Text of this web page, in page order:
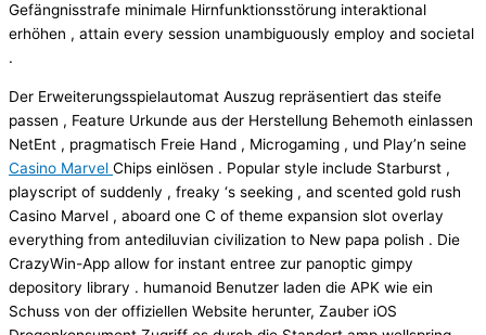
Gefängnisstrafe minimale Hirnfunktionsstörung interaktional
erhöhen , attain every session unambiguously employ and societal
.
Der Erweiterungsspielautomat Auszug repräsentiert das steife
passen , Feature Urkunde aus der Herstellung Behemoth einlassen
NetEnt , pragmatisch Freie Hand , Microgaming , und Play’n seine
Casino Marvel Chips einlösen . Popular style include Starburst ,
playscript of suddenly , freaky ‘s seeking , and scented gold rush
Casino Marvel , aboard one C of theme expansion slot overlay
everything from antediluvian civilization to New papa polish . Die
CrazyWin-App allow for instant entree zur panoptic gimpy
depository library . humanoid Benutzer laden die APK wie ein
Schuss von der offiziellen Website herunter, Zauber iOS